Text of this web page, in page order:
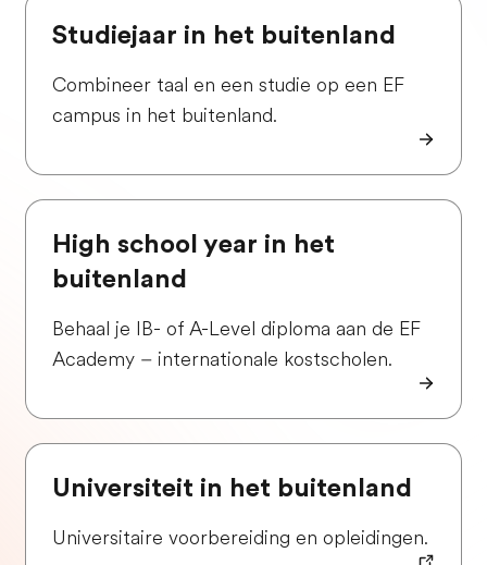
Studiejaar in het buitenland
Combineer taal en een studie op een EF
campus in het buitenland.
High school year in het
buitenland
Behaal je IB- of A-Level diploma aan de EF
Academy – internationale kostscholen.
Universiteit in het buitenland
Universitaire voorbereiding en opleidingen.